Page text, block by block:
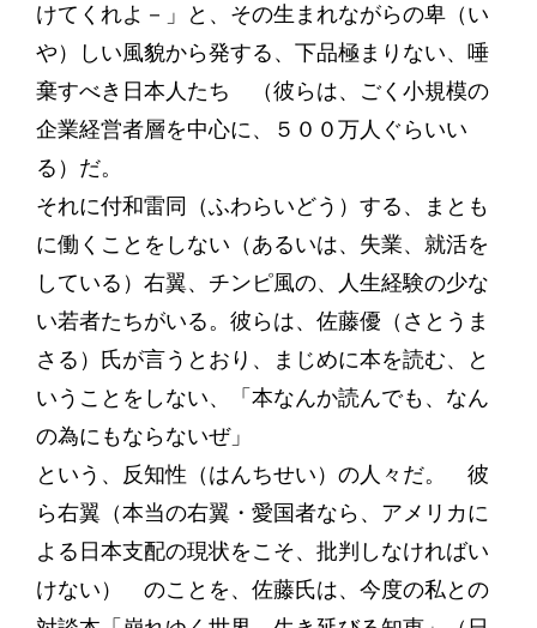
けてくれよ－」と、その生まれながらの卑（い
や）しい風貌から発する、下品極まりない、唾
棄すべき日本人たち （彼らは、ごく小規模の
企業経営者層を中心に、５００万人ぐらいい
る）だ。
それに付和雷同（ふわらいどう）する、まとも
に働くことをしない（あるいは、失業、就活を
している）右翼、チンピ風の、人生経験の少な
い若者たちがいる。彼らは、佐藤優（さとうま
さる）氏が言うとおり、まじめに本を読む、と
いうことをしない、「本なんか読んでも、なん
の為にもならないぜ」
という、反知性（はんちせい）の人々だ。 彼
ら右翼（本当の右翼・愛国者なら、アメリカに
よる日本支配の現状をこそ、批判しなければい
けない） のことを、佐藤氏は、今度の私との